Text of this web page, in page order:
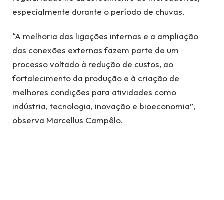
especialmente durante o período de chuvas.
“A melhoria das ligações internas e a ampliação
das conexões externas fazem parte de um
processo voltado à redução de custos, ao
fortalecimento da produção e à criação de
melhores condições para atividades como
indústria, tecnologia, inovação e bioeconomia”,
observa Marcellus Campêlo.